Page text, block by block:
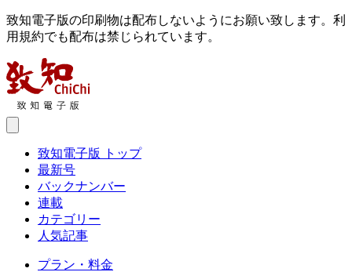
致知電子版の印刷物は配布しないようにお願い致します。利
用規約でも配布は禁じられています。
致知電子版 トップ
最新号
バックナンバー
連載
カテゴリー
人気記事
プラン・料金